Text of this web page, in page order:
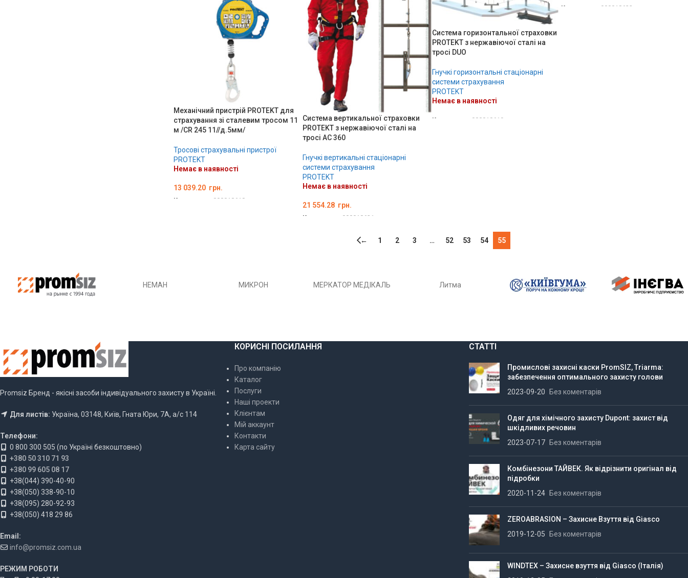
Код товару: 000018632
Система вертикальної страховки
PROTEKT з нержавіючої сталі на
тросі AC 360
Гнучкі вертикальні стаціонарні
системи страхування
PROTEKT
Немає в наявності
21 554.28 грн.
Код товару: 000018621
Система горизонтальної страховки
PROTEKT з нержавіючої сталі на
тросі DUO
Гнучкі горизонтальні стаціонарні
системи страхування
PROTEKT
Немає в наявності
Код товару: 000018619
Механічний пристрій PROTEKT для
страхування зі сталевим тросом 11
м /CR 245 11//д.5мм/
Тросові страхувальні пристрої
PROTEKT
Немає в наявності
13 039.20 грн.
Код товару: 000018618
← 1 2 3 … 52 53 54 55
МИКРОН МЕРКАТОР МЕДІКАЛЬ
Promsiz Бренд - якісні засоби індивідуального захисту в Україні.
Для листів: Україна, 03148, Київ, Гната Юри, 7А, а/с 114
Телефони:
0 800 300 505 (по Україні безкоштовно)
+380 50 310 71 93
+380 99 605 08 17
+38(044) 390-40-90
+38(050) 338-90-10
+38(095) 280-92-93
+38(050) 418 29 86
Email:
info@promsiz.com.ua
РЕЖИМ РОБОТИ
КОРИСНІ ПОСИЛАННЯ
Про компанію
Каталог
Послуги
Наші проекти
Клієнтам
Мій аккаунт
Контакти
Карта сайту
СТАТТІ
Промислові захисні каски PromSIZ, Triarma:
забезпечення оптимального захисту голови
2023-09-20
Без коментарів
Одяг для хімічного захисту Dupont: захист від
шкідливих речовин
2023-07-17
Без коментарів
Комбінезони ТАЙВЕК. Як відрізнити оригінал від
підробки
2020-11-24
Без коментарів
ZEROABRASION – Захисне Взуття від Giasco
2019-12-05
Без коментарів
WINDTEX – Захисне взуття від Giasco (Італія)